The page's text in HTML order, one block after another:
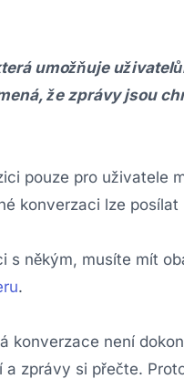
umožňuje
že zprávy jsou
pouze pro uživatele
konverzaci lze
s někým, musíte mít
.
konverzace není
a zprávy si přečte.